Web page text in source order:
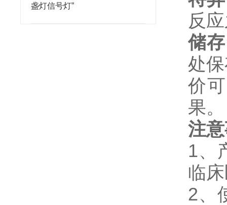
盏灯信号灯”
反
储
处
价
果。
注
1、
临
2、